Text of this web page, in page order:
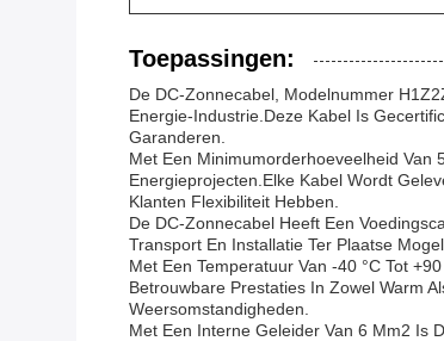
Toepassingen:
De DC-Zonnecabel, Modelnummer
Energie-Industrie.deze Kabel Is
Garanderen.
Met Een Minimumorderhoeveelheid Van
Energieprojecten.Elke Kabel Wordt
Klanten Flexibiliteit Hebben.
De DC-Zonnecabel Heeft Een
Transport En Installatie Ter Plaatse
Met Een Temperatuur Van -40 °C Tot
Betrouwbare Prestaties In Zowel Warm
Weersomstandigheden.
Met Een Interne Geleider Van 6 Mm2 Is